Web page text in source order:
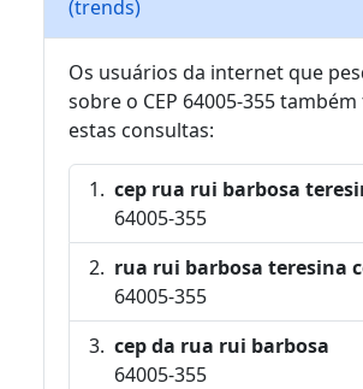
(trends)
Os usuários da internet que
sobre o CEP 64005-355
estas consultas:
cep rua rui barbosa
64005-355
rua rui barbosa teresina
64005-355
cep da rua rui barbosa
64005-355